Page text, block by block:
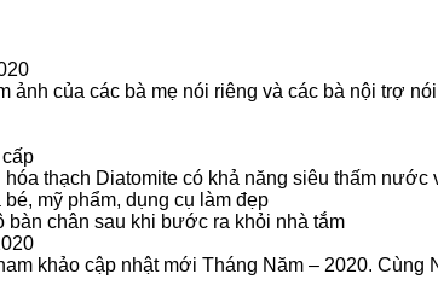
của các bà mẹ nói riêng và các bà nội trợ
thạch Diatomite có khả năng siêu thấm
mỹ phẩm, dụng cụ làm đẹp
chân sau khi bước ra khỏi nhà tắm
khảo cập nhật mới Tháng Năm – 2020.